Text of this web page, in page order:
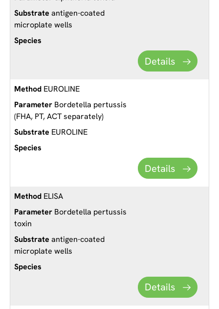
antigen-coated
microplate wells
Details
EUROLINE
Bordetella pertussis
(FHA, PT, ACT separately)
EUROLINE
Details
ELISA
Bordetella pertussis
toxin
antigen-coated
microplate wells
Details